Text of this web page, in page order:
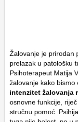
Žalovanje je prirodan
prelazak u patološku
Psihoterapeut Matija
žalovanje kako bismo
intenzitet žalovanja
osnovne funkcije,
stručnu pomoć.